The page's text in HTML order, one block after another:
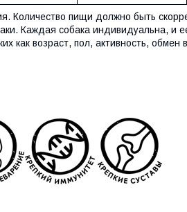
Количество пищи должно быть
Каждая собака индивидуальна, и
как возраст, пол, активность,